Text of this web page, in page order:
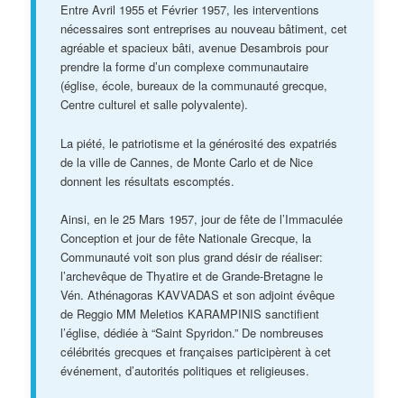
Entre Avril 1955 et Février 1957, les interventions
nécessaires sont entreprises au nouveau bâtiment, cet
agréable et spacieux bâti, avenue Desambrois pour
prendre la forme d’un complexe communautaire
(église, école, bureaux de la communauté grecque,
Centre culturel et salle polyvalente).
La piété, le patriotisme et la générosité des expatriés
de la ville de Cannes, de Monte Carlo et de Nice
donnent les résultats escomptés.
Ainsi, en le 25 Mars 1957, jour de fête de l’Immaculée
Conception et jour de fête Nationale Grecque, la
Communauté voit son plus grand désir de réaliser:
l’archevêque de Thyatire et de Grande-Bretagne le
Vén. Athénagoras KAVVADAS et son adjoint évêque
de Reggio MM Meletios KARAMPINIS sanctifient
l’église, dédiée à “Saint Spyridon.” De nombreuses
célébrités grecques et françaises participèrent à cet
événement, d’autorités politiques et religieuses.